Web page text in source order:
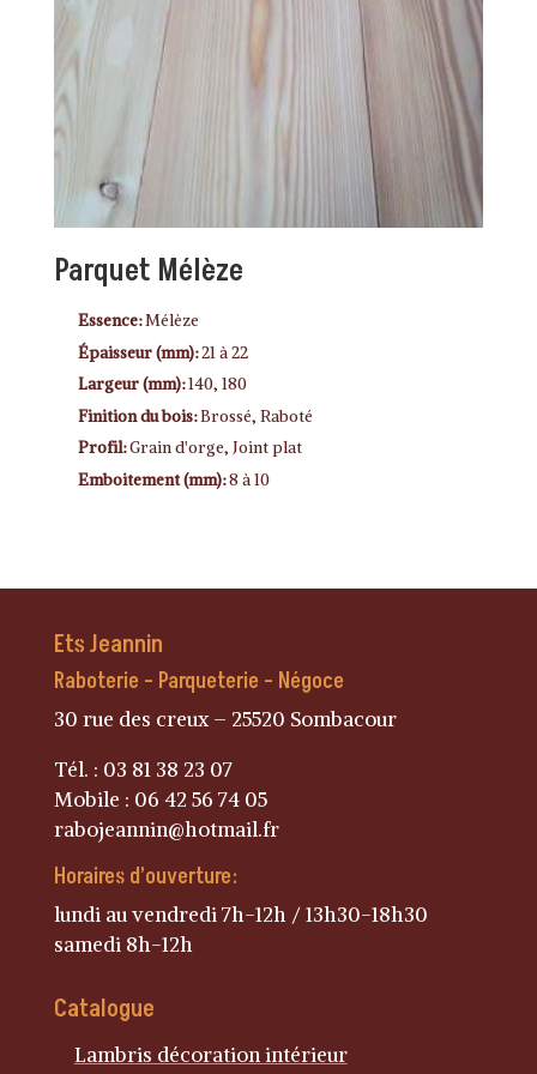
Parquet Mélèze
Essence:Mélèze
Épaisseur (mm):21 à 22
Largeur (mm):140, 180
Finition du bois:Brossé, Raboté
Profil:Grain d'orge, Joint plat
Emboitement (mm):8 à 10
Ets Jeannin
Raboterie – Parqueterie – Négoce
30 rue des creux – 25520 Sombacour
Tél. : 03 81 38 23 07
Mobile : 06 42 56 74 05
rabojeannin@hotmail.fr
Horaires d’ouverture:
lundi au vendredi 7h-12h / 13h30-18h30
samedi 8h-12h
Catalogue
Lambris décoration intérieur